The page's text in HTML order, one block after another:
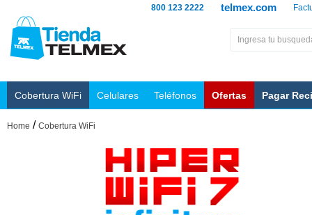
telmex.com
800 123 2222
Cobertura WiFi Celulares Teléfonos Ofertas Pagar
Home / Cobertura WiFi